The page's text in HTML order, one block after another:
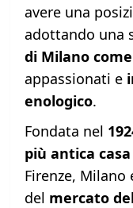
avere una
adottando una
di Milano
appassionati e
enologico.
Fondata nel
più antica
Firenze, Milano
del mercato